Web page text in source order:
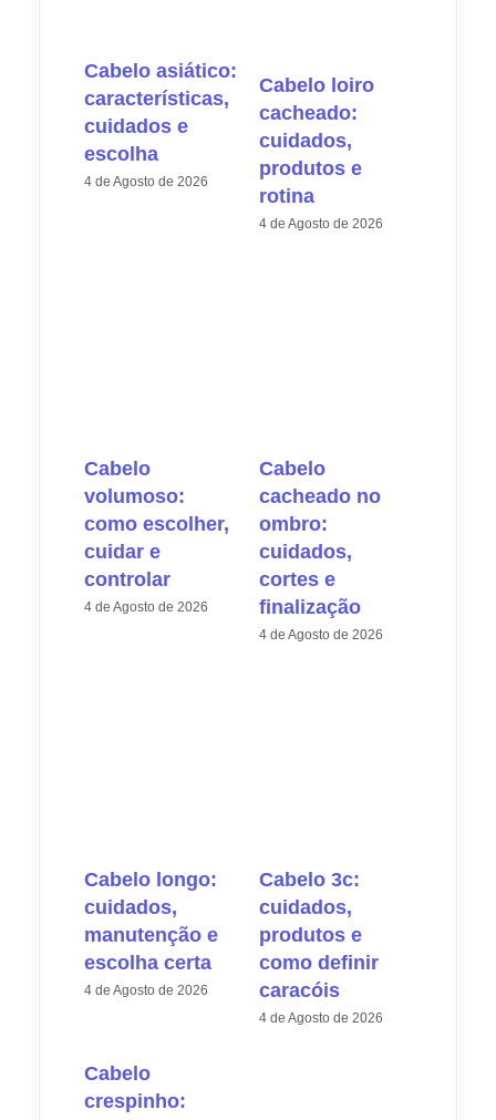
Cabelo asiático:
características,
cuidados e
escolha
4 de Agosto de 2026
Cabelo loiro
cacheado:
cuidados,
produtos e
rotina
4 de Agosto de 2026
Cabelo
volumoso:
como escolher,
cuidar e
controlar
4 de Agosto de 2026
Cabelo
cacheado no
ombro:
cuidados,
cortes e
finalização
4 de Agosto de 2026
Cabelo longo:
cuidados,
manutenção e
escolha certa
4 de Agosto de 2026
Cabelo 3c:
cuidados,
produtos e
como definir
caracóis
4 de Agosto de 2026
Cabelo
crespinho: